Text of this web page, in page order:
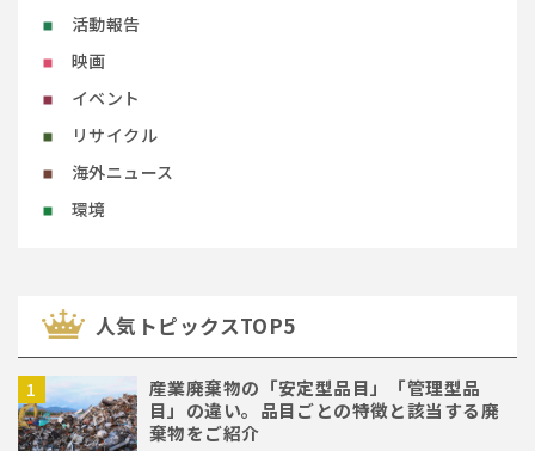
活動報告
映画
イベント
リサイクル
海外ニュース
環境
⼈気トピックスTOP5
産業廃棄物の「安定型品目」「管理型品
目」の違い。品目ごとの特徴と該当する廃
棄物をご紹介